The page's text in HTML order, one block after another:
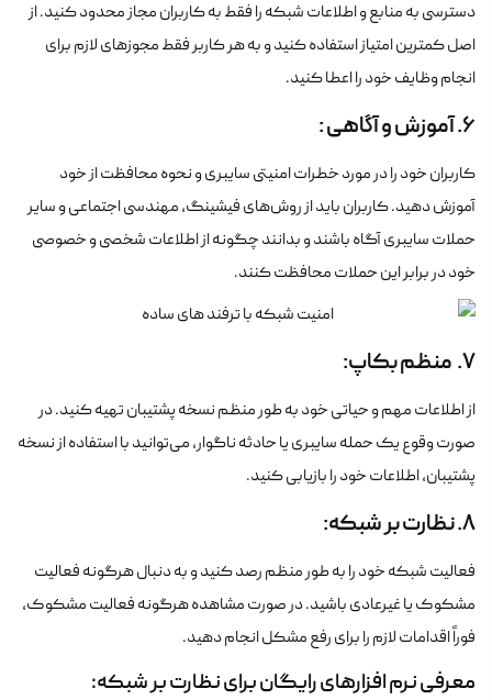
دسترسی به منابع و اطلاعات شبکه را فقط به کاربران مجاز محدود کنید. از
اصل کمترین امتیاز استفاده کنید و به هر کاربر فقط مجوزهای لازم برای
انجام وظایف خود را اعطا کنید.
6. آموزش و آگاهی :
کاربران خود را در مورد خطرات امنیتی سایبری و نحوه محافظت از خود
آموزش دهید. کاربران باید از روش‌های فیشینگ، مهندسی اجتماعی و سایر
حملات سایبری آگاه باشند و بدانند چگونه از اطلاعات شخصی و خصوصی
خود در برابر این حملات محافظت کنند.
7. منظم بکاپ:
از اطلاعات مهم و حیاتی خود به طور منظم نسخه پشتیبان تهیه کنید. در
صورت وقوع یک حمله سایبری یا حادثه ناگوار، می‌توانید با استفاده از نسخه
پشتیبان، اطلاعات خود را بازیابی کنید.
8. نظارت بر شبکه:
فعالیت شبکه خود را به طور منظم رصد کنید و به دنبال هرگونه فعالیت
مشکوک یا غیرعادی باشید. در صورت مشاهده هرگونه فعالیت مشکوک،
فوراً اقدامات لازم را برای رفع مشکل انجام دهید.
معرفی نرم افزارهای رایگان برای نظارت بر شبکه: